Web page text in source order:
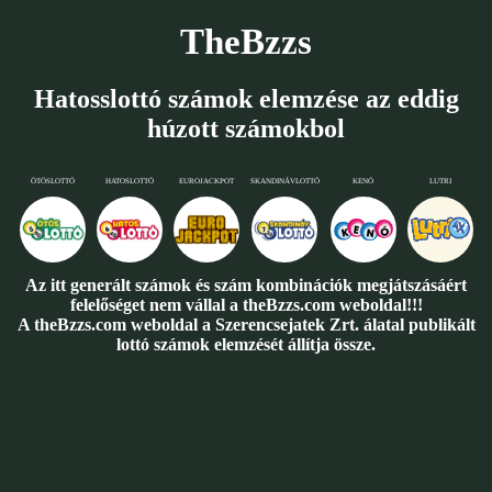
TheBzzs
Hatosslottó számok elemzése az eddig
húzott számokbol
ÖTÖSLOTTÓ HATOSLOTTÓ EUROJACKPOT SKANDINÁVLOTTÓ KENÓ LUTRI
Az itt generált számok és szám kombinációk megjátszásáért
felelőséget nem vállal a theBzzs.com weboldal!!!
A theBzzs.com weboldal a Szerencsejatek Zrt. álatal publikált
lottó számok elemzését állítja össze.